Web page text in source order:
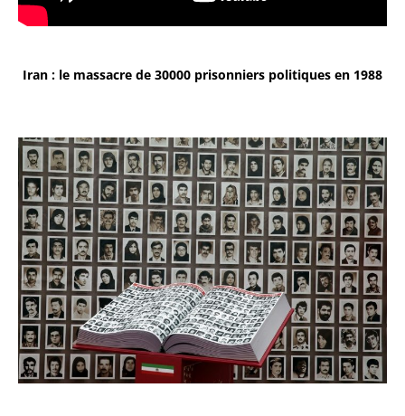
Iran : le massacre de 30000 prisonniers politiques en 1988